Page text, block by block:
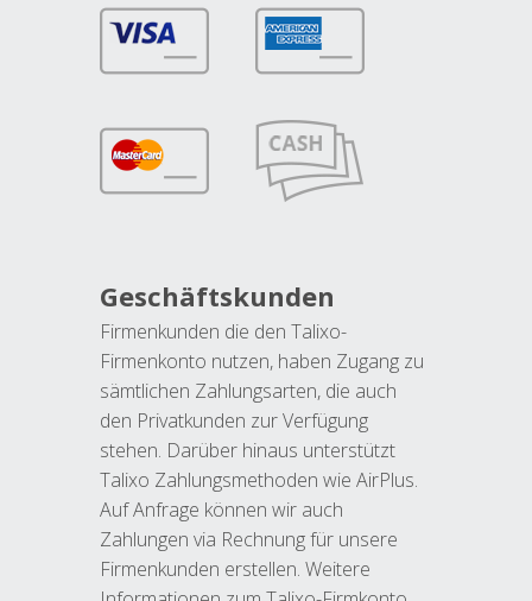
Geschäftskunden
Firmenkunden die den Talixo-
Firmenkonto nutzen, haben Zugang zu
sämtlichen Zahlungsarten, die auch
den Privatkunden zur Verfügung
stehen. Darüber hinaus unterstützt
Talixo Zahlungsmethoden wie AirPlus.
Auf Anfrage können wir auch
Zahlungen via Rechnung für unsere
Firmenkunden erstellen. Weitere